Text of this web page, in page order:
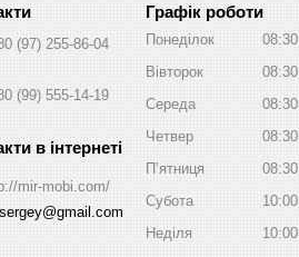
(97) 255-86-04
(99) 555-14-19
mir-mobi.com/
Графік роботи
Понеділок 08:30
Вівторок
08:30
Середа
08:30
Четвер
08:30
Пʼятниця
08:30
Субота
10:00
Неділя
10:00